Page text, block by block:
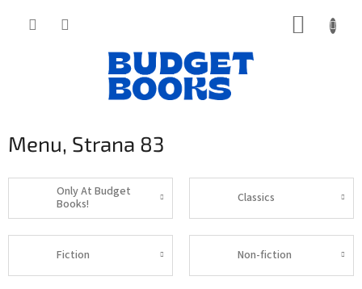
Menu, Strana 83
Only At Budget
Books!
Classics
Fiction Non-fiction